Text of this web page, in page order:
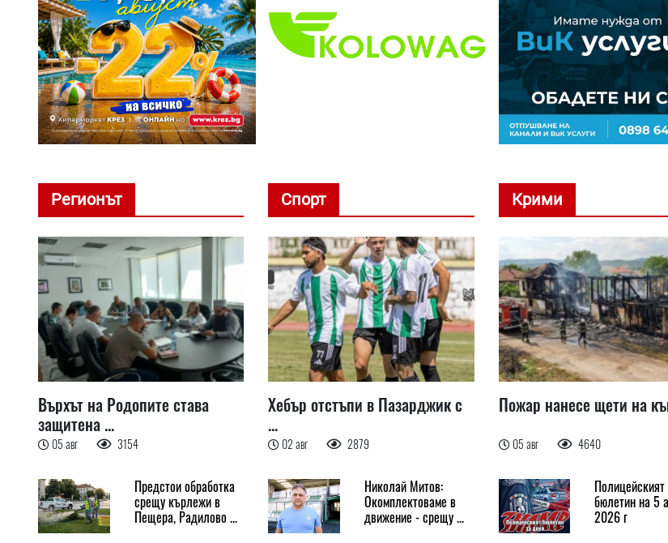
Регионът
Върхът на Родопите става
защитена ...
05 авг 3154
Предстои обработка
срещу кърлежи в
Пещера, Радилово ...
Спорт
Хебър отстъпи в Пазарджик с
...
02 авг 2879
Николай Митов:
Окомплектоваме в
движение - срещу ...
Крими
Пожар нанесе щети на
05 авг 4640
Полицейският
бюлетин на 5
2026 г